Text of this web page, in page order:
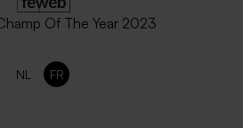
Of The Year 2023
NL FR